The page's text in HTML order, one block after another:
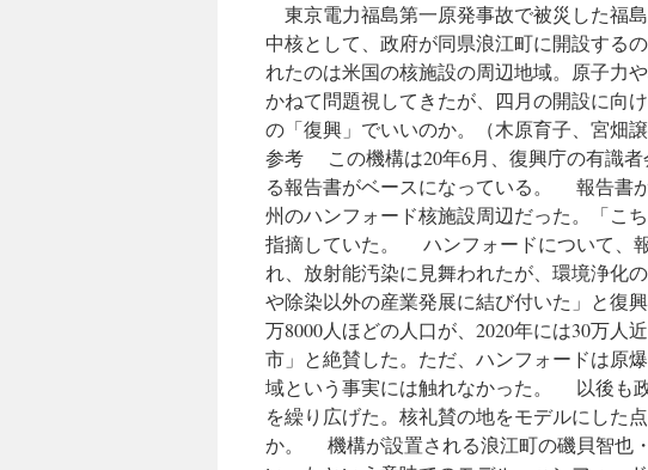
東京電力福島第一原発事故で被災した福
中核として、政府が同県浪江町に開設する
れたのは米国の核施設の周辺地域。原子力
かねて問題視してきたが、四月の開設に向
の「復興」でいいのか。（木原育子、宮
参考 この機構は20年6月、復興庁の有識者
る報告書がベースになっている。 報告書
州のハンフォード核施設周辺だった。「こ
指摘していた。 ハンフォードについて、
れ、放射能汚染に見舞われたが、環境浄化
や除染以外の産業発展に結び付いた」と復
万8000人ほどの人口が、2020年には30万人
市」と絶賛した。ただ、ハンフォードは原
域という事実には触れなかった。 以後も
を繰り広げた。核礼賛の地をモデルにした
か。 機構が設置される浪江町の磯貝智也